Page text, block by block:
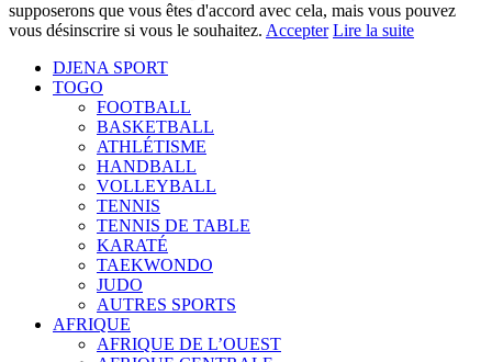
supposerons que vous êtes d'accord avec cela, mais vous pouvez
vous désinscrire si vous le souhaitez. Accepter Lire la suite
DJENA SPORT
TOGO
FOOTBALL
BASKETBALL
ATHLÉTISME
HANDBALL
VOLLEYBALL
TENNIS
TENNIS DE TABLE
KARATÉ
TAEKWONDO
JUDO
AUTRES SPORTS
AFRIQUE
AFRIQUE DE L’OUEST